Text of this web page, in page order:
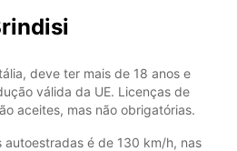
deve ter mais de 18 anos e
válida da UE. Licenças de
aceites, mas não obrigatórias.
autoestradas é de 130 km/h, nas